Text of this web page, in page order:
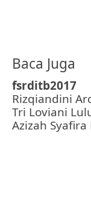
Baca Juga
fsrditb2017
Rizqiandini
Tri Loviani
Azizah Syafira